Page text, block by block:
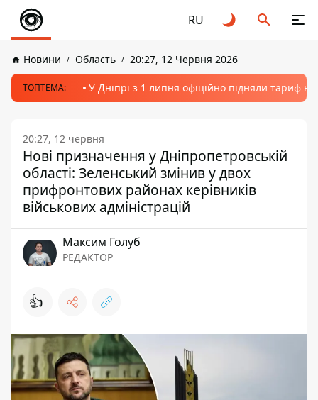
RU
Новини Область 20:27, 12 Червня 2026
ТОПТЕМА: У Дніпрі з 1 липня офіційно підняли тариф
20:27, 12 червня
Нові призначення у Дніпропетровській
області: Зеленський змінив у двох
прифронтових районах керівників
військових адміністрацій
Максим Голуб
РЕДАКТОР
👍